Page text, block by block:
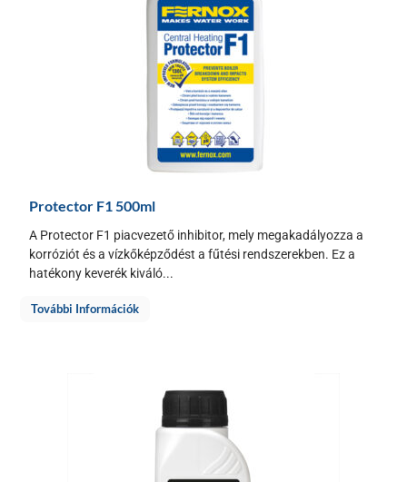
Protector F1 500ml
A Protector F1 piacvezető inhibitor, mely megakadályozza a
korróziót és a vízkőképződést a fűtési rendszerekben. Ez a
hatékony keverék kiváló...
További Információk